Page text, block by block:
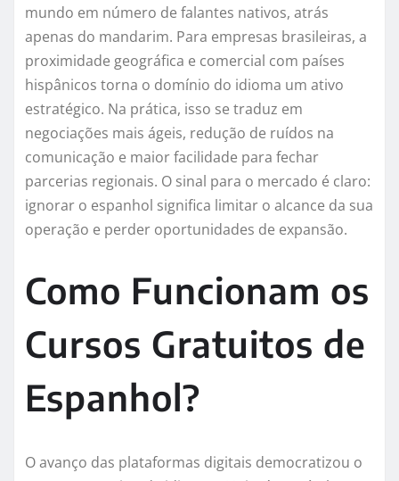
mundo em número de falantes nativos, atrás
apenas do mandarim. Para empresas brasileiras, a
proximidade geográfica e comercial com países
hispânicos torna o domínio do idioma um ativo
estratégico. Na prática, isso se traduz em
negociações mais ágeis, redução de ruídos na
comunicação e maior facilidade para fechar
parcerias regionais. O sinal para o mercado é claro:
ignorar o espanhol significa limitar o alcance da sua
operação e perder oportunidades de expansão.
Como Funcionam os
Cursos Gratuitos de
Espanhol?
O avanço das plataformas digitais democratizou o